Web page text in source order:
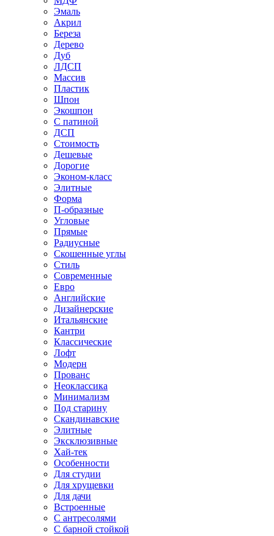
Эмаль
Акрил
Береза
Дерево
Дуб
ЛДСП
Массив
Пластик
Шпон
Экошпон
С патиной
ДСП
Стоимость
Дешевые
Дорогие
Эконом-класс
Элитные
Форма
П-образные
Угловые
Прямые
Радиусные
Скошенные углы
Стиль
Современные
Евро
Английские
Дизайнерские
Итальянские
Кантри
Классические
Лофт
Модерн
Прованс
Неоклассика
Минимализм
Под старину
Скандинавские
Элитные
Эксклюзивные
Хай-тек
Особенности
Для студии
Для хрущевки
Для дачи
Встроенные
С антресолями
С барной стойкой